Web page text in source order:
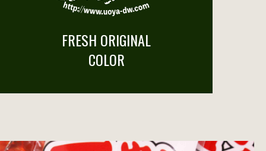
FRESH ORIGINAL
COLOR